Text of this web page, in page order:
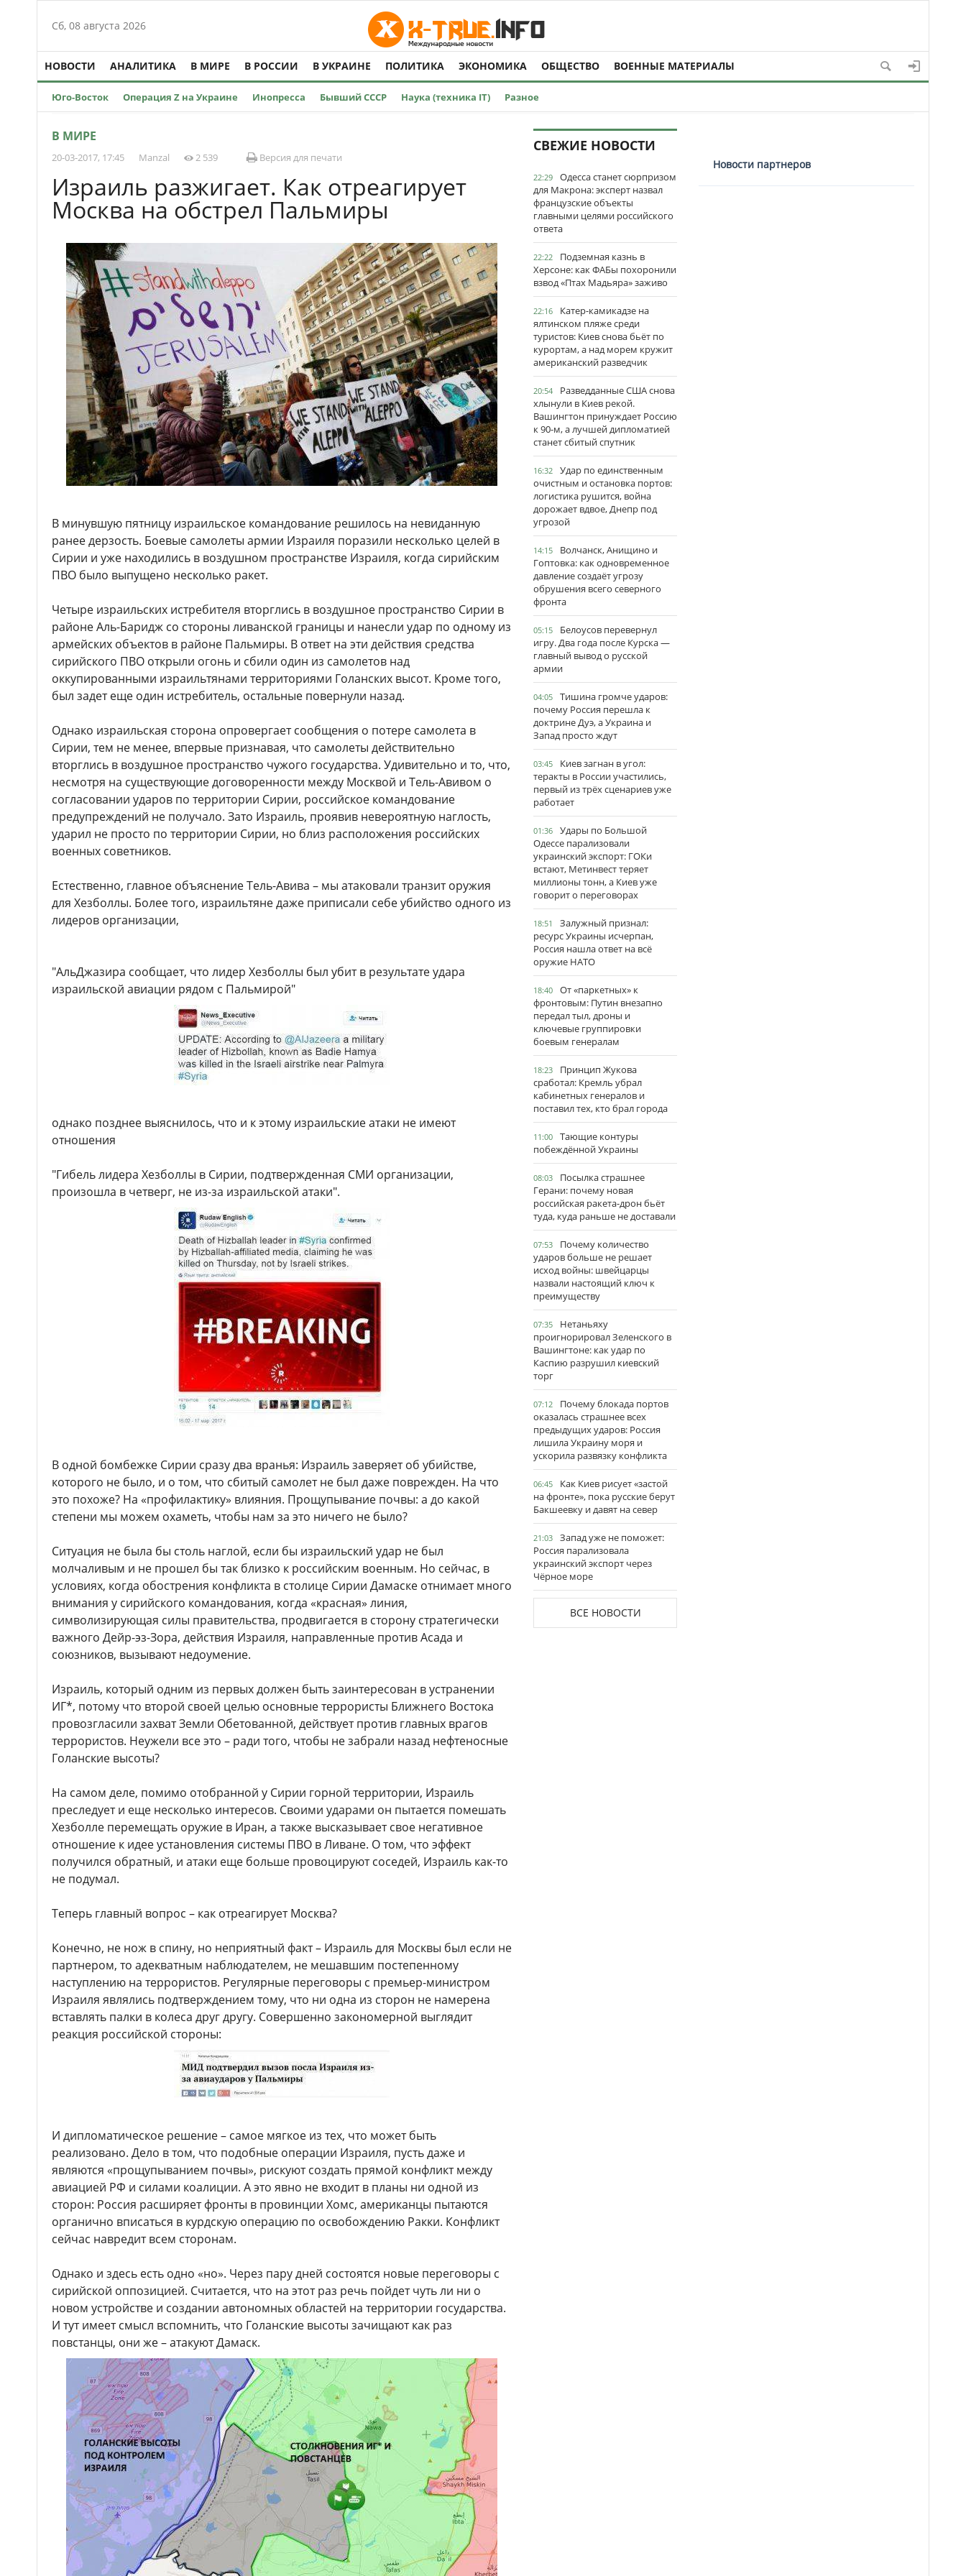
Сб, 08 августа 2026
НОВОСТИ АНАЛИТИКА В МИРЕ В РОССИИ В УКРАИНЕ ПОЛИТИКА ЭКОНОМИКА ОБЩЕСТВО ВОЕННЫЕ МАТЕРИАЛЫ
Юго-Восток Операция Z на Украине Инопресса Бывший СССР Наука (техника IT) Разное
В МИРЕ
20-03-2017, 17:45 Manzal 2 539 Версия для печати
Израиль разжигает. Как отреагирует
Москва на обстрел Пальмиры
В минувшую пятницу израильское командование решилось на невиданную
ранее дерзость. Боевые самолеты армии Израиля поразили несколько целей в
Сирии и уже находились в воздушном пространстве Израиля, когда сирийским
ПВО было выпущено несколько ракет.
Четыре израильских истребителя вторглись в воздушное пространство Сирии в
районе Аль-Баридж со стороны ливанской границы и нанесли удар по одному из
армейских объектов в районе Пальмиры. В ответ на эти действия средства
сирийского ПВО открыли огонь и сбили один из самолетов над
оккупированными израильтянами территориями Голанских высот. Кроме того,
был задет еще один истребитель, остальные повернули назад.
Однако израильская сторона опровергает сообщения о потере самолета в
Сирии, тем не менее, впервые признавая, что самолеты действительно
вторглись в воздушное пространство чужого государства. Удивительно и то, что,
несмотря на существующие договоренности между Москвой и Тель-Авивом о
согласовании ударов по территории Сирии, российское командование
предупреждений не получало. Зато Израиль, проявив невероятную наглость,
ударил не просто по территории Сирии, но близ расположения российских
военных советников.
Естественно, главное объяснение Тель-Авива – мы атаковали транзит оружия
для Хезболлы. Более того, израильтяне даже приписали себе убийство одного из
лидеров организации,
"АльДжазира сообщает, что лидер Хезболлы был убит в результате удара
израильской авиации рядом с Пальмирой"
однако позднее выяснилось, что и к этому израильские атаки не имеют
отношения
"Гибель лидера Хезболлы в Сирии, подтвержденная СМИ организации,
произошла в четверг, не из-за израильской атаки".
В одной бомбежке Сирии сразу два вранья: Израиль заверяет об убийстве,
которого не было, и о том, что сбитый самолет не был даже поврежден. На что
это похоже? На «профилактику» влияния. Прощупывание почвы: а до какой
степени мы можем охаметь, чтобы нам за это ничего не было?
Ситуация не была бы столь наглой, если бы израильский удар не был
молчаливым и не прошел бы так близко к российским военным. Но сейчас, в
условиях, когда обострения конфликта в столице Сирии Дамаске отнимает много
внимания у сирийского командования, когда «красная» линия,
символизирующая силы правительства, продвигается в сторону стратегически
важного Дейр-эз-Зора, действия Израиля, направленные против Асада и
союзников, вызывают недоумение.
Израиль, который одним из первых должен быть заинтересован в устранении
ИГ*, потому что второй своей целью основные террористы Ближнего Востока
провозгласили захват Земли Обетованной, действует против главных врагов
террористов. Неужели все это – ради того, чтобы не забрали назад нефтеносные
Голанские высоты?
На самом деле, помимо отобранной у Сирии горной территории, Израиль
преследует и еще несколько интересов. Своими ударами он пытается помешать
Хезболле перемещать оружие в Иран, а также высказывает свое негативное
отношение к идее установления системы ПВО в Ливане. О том, что эффект
получился обратный, и атаки еще больше провоцируют соседей, Израиль как-то
не подумал.
Теперь главный вопрос – как отреагирует Москва?
Конечно, не нож в спину, но неприятный факт – Израиль для Москвы был если не
партнером, то адекватным наблюдателем, не мешавшим постепенному
наступлению на террористов. Регулярные переговоры с премьер-министром
Израиля являлись подтверждением тому, что ни одна из сторон не намерена
вставлять палки в колеса друг другу. Совершенно закономерной выглядит
реакция российской стороны:
И дипломатическое решение – самое мягкое из тех, что может быть
реализовано. Дело в том, что подобные операции Израиля, пусть даже и
являются «прощупыванием почвы», рискуют создать прямой конфликт между
авиацией РФ и силами коалиции. А это явно не входит в планы ни одной из
сторон: Россия расширяет фронты в провинции Хомс, американцы пытаются
органично вписаться в курдскую операцию по освобождению Ракки. Конфликт
сейчас навредит всем сторонам.
Однако и здесь есть одно «но». Через пару дней состоятся новые переговоры с
сирийской оппозицией. Считается, что на этот раз речь пойдет чуть ли ни о
новом устройстве и создании автономных областей на территории государства.
И тут имеет смысл вспомнить, что Голанские высоты зачищают как раз
повстанцы, они же – атакуют Дамаск.
СВЕЖИЕ НОВОСТИ
22:29
Одесса станет сюрпризом
для Макрона: эксперт назвал
французские объекты
главными целями российского
ответа
22:22
Подземная казнь в
Херсоне: как ФАБы похоронили
взвод «Птах Мадьяра» заживо
22:16
Катер-камикадзе на
ялтинском пляже среди
туристов: Киев снова бьёт по
курортам, а над морем кружит
американский разведчик
20:54
Разведданные США снова
хлынули в Киев рекой.
Вашингтон принуждает Россию
к 90-м, а лучшей дипломатией
станет сбитый спутник
16:32
Удар по единственным
очистным и остановка портов:
логистика рушится, война
дорожает вдвое, Днепр под
угрозой
14:15
Волчанск, Анищино и
Гоптовка: как одновременное
давление создаёт угрозу
обрушения всего северного
фронта
05:15
Белоусов перевернул
игру. Два года после Курска —
главный вывод о русской
армии
04:05
Тишина громче ударов:
почему Россия перешла к
доктрине Дуэ, а Украина и
Запад просто ждут
03:45
Киев загнан в угол:
теракты в России участились,
первый из трёх сценариев уже
работает
01:36
Удары по Большой
Одессе парализовали
украинский экспорт: ГОКи
встают, Метинвест теряет
миллионы тонн, а Киев уже
говорит о переговорах
18:51
Залужный признал:
ресурс Украины исчерпан,
Россия нашла ответ на всё
оружие НАТО
18:40
От «паркетных» к
фронтовым: Путин внезапно
передал тыл, дроны и
ключевые группировки
боевым генералам
18:23
Принцип Жукова
сработал: Кремль убрал
кабинетных генералов и
поставил тех, кто брал города
11:00
Тающие контуры
побеждённой Украины
08:03
Посылка страшнее
Герани: почему новая
российская ракета-дрон бьёт
туда, куда раньше не доставали
07:53
Почему количество
ударов больше не решает
исход войны: швейцарцы
назвали настоящий ключ к
преимуществу
07:35
Нетаньяху
проигнорировал Зеленского в
Вашингтоне: как удар по
Каспию разрушил киевский
торг
07:12
Почему блокада портов
оказалась страшнее всех
предыдущих ударов: Россия
лишила Украину моря и
ускорила развязку конфликта
06:45
Как Киев рисует «застой
на фронте», пока русские берут
Бакшеевку и давят на север
21:03
Запад уже не поможет:
Россия парализовала
украинский экспорт через
Чёрное море
ВСЕ НОВОСТИ
Новости партнеров